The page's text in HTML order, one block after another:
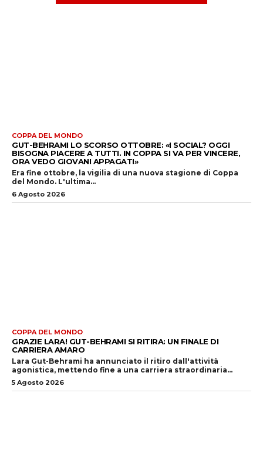
COPPA DEL MONDO
GUT-BEHRAMI LO SCORSO OTTOBRE: «I SOCIAL? OGGI
BISOGNA PIACERE A TUTTI. IN COPPA SI VA PER VINCERE,
ORA VEDO GIOVANI APPAGATI»
Era fine ottobre, la vigilia di una nuova stagione di Coppa
del Mondo. L'ultima...
6 Agosto 2026
COPPA DEL MONDO
GRAZIE LARA! GUT-BEHRAMI SI RITIRA: UN FINALE DI
CARRIERA AMARO
Lara Gut-Behrami ha annunciato il ritiro dall'attività
agonistica, mettendo fine a una carriera straordinaria...
5 Agosto 2026